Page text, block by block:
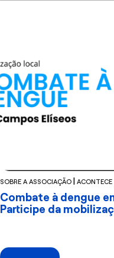
SOBRE A ASSOCIAÇÃO |ACONTECE
Combate à dengue
Participe da